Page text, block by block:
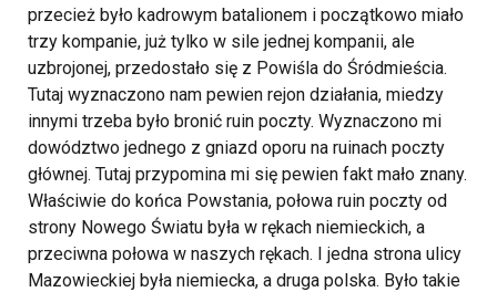
przecież było kadrowym batalionem i początkowo miało
trzy kompanie, już tylko w sile jednej kompanii, ale
uzbrojonej, przedostało się z Powiśla do Śródmieścia.
Tutaj wyznaczono nam pewien rejon działania, miedzy
innymi trzeba było bronić ruin poczty. Wyznaczono mi
dowództwo jednego z gniazd oporu na ruinach poczty
głównej. Tutaj przypomina mi się pewien fakt mało znany.
Właściwie do końca Powstania, połowa ruin poczty od
strony Nowego Światu była w rękach niemieckich, a
przeciwna połowa w naszych rękach. I jedna strona ulicy
Mazowieckiej była niemiecka, a druga polska. Było takie